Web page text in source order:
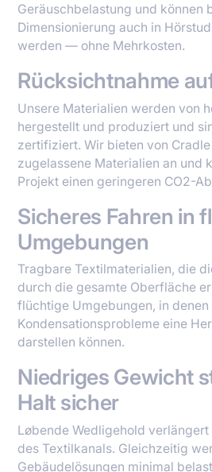
Geräuschbelastung und können
Dimensionierung auch in
werden — ohne Mehrkosten.
Rücksichtnahme
Unsere Materialien werden von
hergestellt und produziert und
zertifiziert. Wir bieten von
zugelassene Materialien an und
Projekt einen geringeren CO2-
Sicheres Fahren in
Umgebungen
Tragbare Textilmaterialien, die
durch die gesamte Oberfläche
flüchtige Umgebungen, in denen
Kondensationsprobleme eine
darstellen können.
Niedriges Gewicht
Halt sicher
Løbende Wedligehold
des Textilkanals. Gleichzeitig
Gebäudelösungen minimal